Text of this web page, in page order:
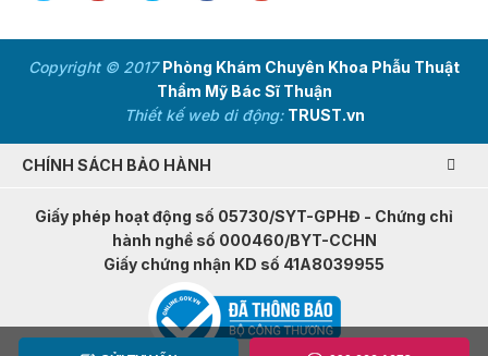
Copyright © 2017Phòng Khám Chuyên Khoa Phẫu Thuật
Thẩm Mỹ Bác Sĩ Thuận
Thiết kế web di động: TRUST.vn
CHÍNH SÁCH BẢO HÀNH
Giấy phép hoạt động số 05730/SYT-GPHĐ - Chứng chỉ
hành nghề số 000460/BYT-CCHN
Giấy chứng nhận KD số 41A8039955